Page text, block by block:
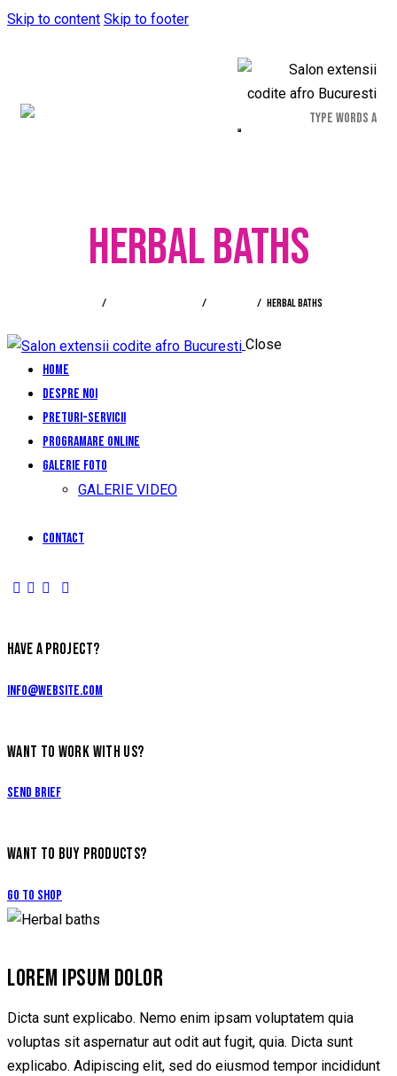
Skip to content Skip to footer
HERBAL BATHS
Herbal baths
Close
Home
Despre noi
Preturi-Servicii
Programare Online
Galerie foto
GALERIE VIDEO
Contact
HAVE A PROJECT?
info@website.com
WANT TO WORK WITH US?
Send Brief
WANT TO BUY PRODUCTS?
Go to Shop
LOREM IPSUM DOLOR
Dicta sunt explicabo. Nemo enim ipsam voluptatem quia
voluptas sit aspernatur aut odit aut fugit, quia. Dicta sunt
explicabo. Adipiscing elit, sed do eiusmod tempor incididunt